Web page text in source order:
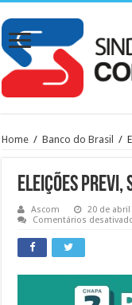
Home / Banco do Brasil /
Eleições PREVI,
Ascom 20 de abril
Comentários